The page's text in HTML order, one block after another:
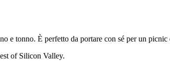
e tonno. È perfetto da portare con sé per un
of Silicon Valley.